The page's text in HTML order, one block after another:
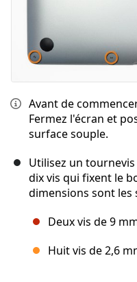
Avant de
Fermez l'écran et
surface souple.
Utilisez un tournevis
dix vis qui fixent le
dimensions sont les
Deux vis de 9
Huit vis de 2,6